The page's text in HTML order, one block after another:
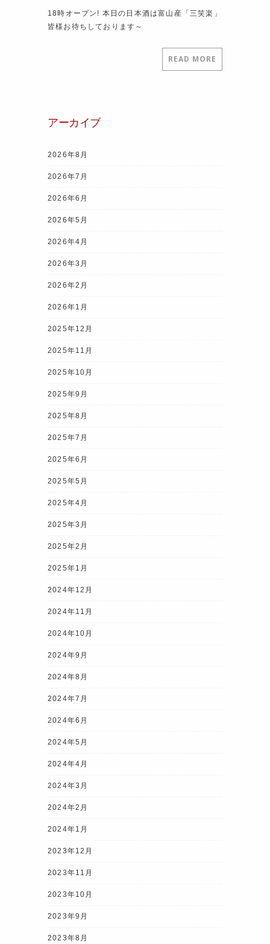
18時オープン! 本日の日本酒は富山産「三笑楽」
皆様お待ちしております～
READ MORE
アーカイブ
2026年8月
2026年7月
2026年6月
2026年5月
2026年4月
2026年3月
2026年2月
2026年1月
2025年12月
2025年11月
2025年10月
2025年9月
2025年8月
2025年7月
2025年6月
2025年5月
2025年4月
2025年3月
2025年2月
2025年1月
2024年12月
2024年11月
2024年10月
2024年9月
2024年8月
2024年7月
2024年6月
2024年5月
2024年4月
2024年3月
2024年2月
2024年1月
2023年12月
2023年11月
2023年10月
2023年9月
2023年8月